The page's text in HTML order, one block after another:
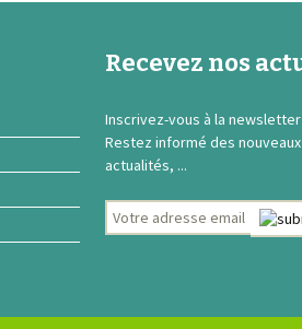
Recevez nos
Inscrivez-vous à la newsletter
Restez informé des
actualités, ...